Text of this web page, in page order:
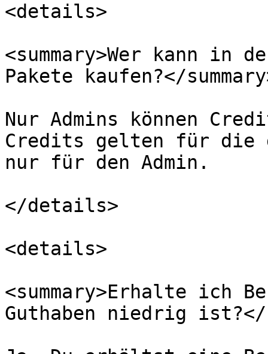
<details>
<summary>Wer kann in
Pakete kaufen?</
Nur Admins können
Credits gelten für die
nur für den Admin.
</details>
<details>
<summary>Erhalte ich
Guthaben niedrig ist?</